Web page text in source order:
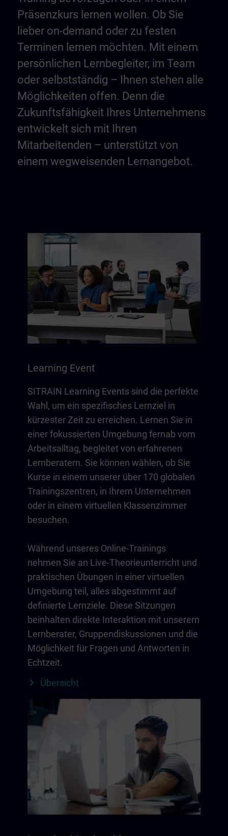
Präsenzkurs lernen wollen. Ob Sie
lieber on-demand oder zu festen
Terminen lernen möchten. Mit einem
persönlichen Lernbegleiter, im Team
oder selbstständig – Ihnen stehen alle
Möglichkeiten offen. Denn die
Zukunftsfähigkeit Ihres Unternehmens
entwickelt sich mit Ihren
Mitarbeitenden – unterstützt von
einem wegweisenden Lernangebot.
Learning Event
SITRAIN Learning Events sind die perfekte
Wahl, um ein spezifisches Lernziel in
kürzester Zeit zu erreichen. Lernen Sie in
einer fokussierten Umgebung fernab vom
Arbeitsalltag, begleitet von erfahrenen
Lernberatern. Sie können wählen, ob Sie
Kurse in einem unserer über 170 globalen
Trainingszentren, in Ihrem Unternehmen
oder in einem virtuellen Klassenzimmer
besuchen.
Während unseres Online-Trainings
nehmen Sie an Live-Theorieunterricht und
praktischen Übungen in einer virtuellen
Umgebung teil, alles abgestimmt auf
definierte Lernziele. Diese Sitzungen
beinhalten direkte Interaktion mit unserem
Lernberater, Gruppendiskussionen und die
Möglichkeit für Fragen und Antworten in
Echtzeit.
Übersicht